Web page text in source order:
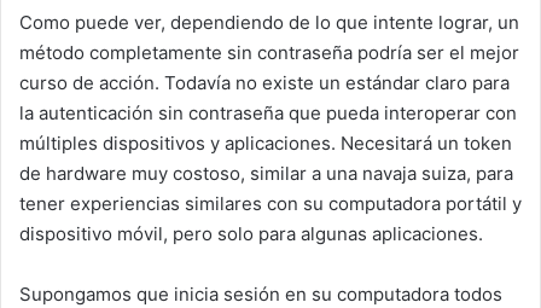
Como puede ver, dependiendo de lo que intente lograr, un
método completamente sin contraseña podría ser el mejor
curso de acción. Todavía no existe un estándar claro para
la autenticación sin contraseña que pueda interoperar con
múltiples dispositivos y aplicaciones. Necesitará un token
de hardware muy costoso, similar a una navaja suiza, para
tener experiencias similares con su computadora portátil y
dispositivo móvil, pero solo para algunas aplicaciones.
Supongamos que inicia sesión en su computadora todos